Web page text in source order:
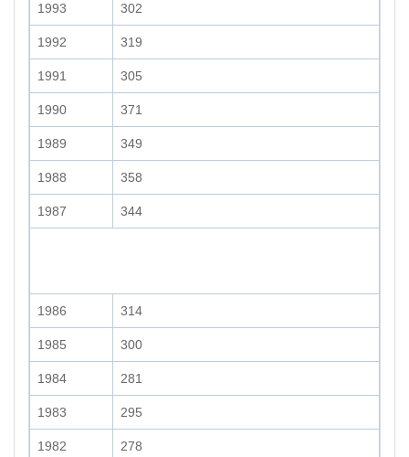
1993 302
1992 319
1991 305
1990 371
1989 349
1988 358
1987 344
1986 314
1985 300
1984 281
1983 295
1982 278